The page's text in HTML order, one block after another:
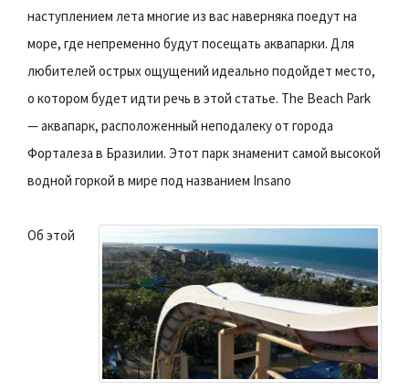
наступлением лета многие из вас наверняка поедут на
море, где непременно будут посещать аквапарки. Для
любителей острых ощущений идеально подойдет место,
о котором будет идти речь в этой статье. The Beach Park
— аквапарк, расположенный неподалеку от города
Форталеза в Бразилии. Этот парк знаменит самой высокой
водной горкой в мире под названием Insano
Об этой